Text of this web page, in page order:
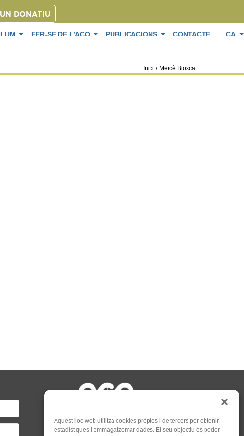
Aquest lloc web utilitza cookies pròpies i de tercers per obtenir
estadístiques i emmagatzemar dades. El seu objectiu és poder
DONATIU
FER-SE DE L’ACO PUBLICACIONS CONTACTE CA
Inici / Mercè Biosca
C/Tapioles, 10 2n, 08004